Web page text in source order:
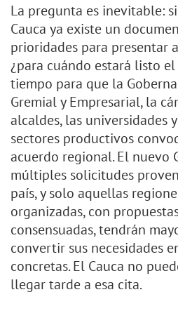
La pregunta es inevitable:
Cauca ya existe un
prioridades para presentar
¿para cuándo estará listo el
tiempo para que la
Gremial y Empresarial, la
alcaldes, las universidades
sectores productivos
acuerdo regional. El nuevo
múltiples solicitudes
país, y solo aquellas
organizadas, con
consensuadas, tendrán
convertir sus necesidades
concretas. El Cauca no
llegar tarde a esa cita.